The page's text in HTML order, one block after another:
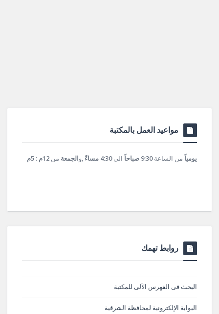
مواعيد العمل بالمكتبة
يومياً من الساعة9:30 صباحاً الى4:30 مساءً ,والجمعة من 12م : 5م
روابط تهمك
البحث فى الفهرس الآلى للمكتبة
البوابة الإلكترونية لمحافظة الشرقية